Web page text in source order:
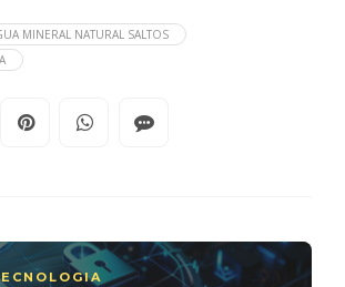
MINERAL NATURAL SALTOS